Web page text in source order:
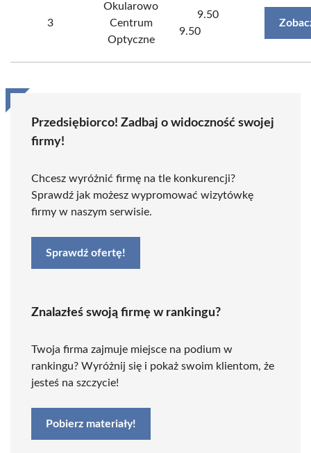
3
Okularowo
Centrum
Optyczne
9.50
9.50
Przedsiębiorco! Zadbaj o widoczność swojej
firmy!
Chcesz wyróżnić firmę na tle konkurencji?
Sprawdź jak możesz wypromować wizytówkę
firmy w naszym serwisie.
Sprawdź ofertę!
Znalazłeś swoją firmę w rankingu?
Twoja firma zajmuje miejsce na podium w
rankingu? Wyróżnij się i pokaż swoim klientom, że
jesteś na szczycie!
Pobierz materiały!